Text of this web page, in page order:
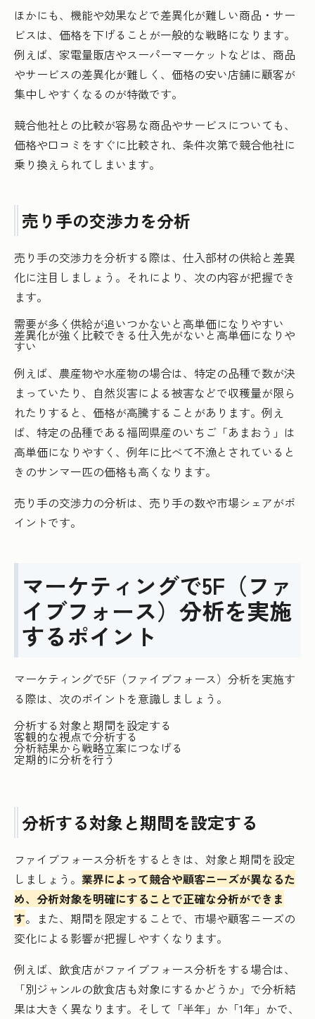
ほかにも、機能や効果などで差異化が難しい商品・サー
ビスは、価格を下げることが一般的な戦略になります。
例えば、家電量販店やスーパーマーケットなどは、商品
やサービスの差異化が難しく、価格の安い店舗に顧客が
集中しやすくなるのが特徴です。
競合他社との比較が容易な商品やサービスについても、
価格や口コミをすぐに比較され、条件次第で競合他社に
乗り換えられてしまいます。
売り手の交渉力を分析
売り手の交渉力を分析する際は、仕入部材の供給と差異
化に注目しましょう。それにより、次の内容が把握でき
ます。
需要が多く供給が追いつかないと高単価になりやすい
差異化が強く比較できる仕入先がないと高単価になりや
すい
例えば、農産物や水産物の場合は、特定の品種で数が決
まっていたり、自然災害による被害などで収穫量が限ら
れたりすると、価格が高騰することがあります。例え
ば、特定の品種である福岡県産のいちご「あまおう」は
高単価になりやすく、例年に比べて不漁とされていると
きのサンマ一匹の価格も高くなります。
売り手の交渉力の分析は、売り手の数や市場シェアがポ
イントです。
マーケティングで5F（ファ
イブフォース）分析を実施
するポイント
マーケティングで5F（ファイブフォース）分析を実施す
る際は、次のポイントを意識しましょう。
分析する対象と期間を設定する
客観的な視点で分析する
分析結果から戦略立案につなげる
定期的に分析を行う
分析する対象と期間を設定する
ファイブフォース分析をするときは、対象と期間を設定
しましょう。 業界によって競合や顧客ニーズが異なるた
め、分析対象を明確にすることで正確な分析ができま
す。また、期間を限定することで、市場や顧客ニーズの
変化による影響が把握しやすくなります。
例えば、飲食店がファイブフォース分析をする場合は、
「別ジャンルの飲食店も対象にするかどうか」で分析結
果は大きく異なります。そして「半年」か「1年」かで、